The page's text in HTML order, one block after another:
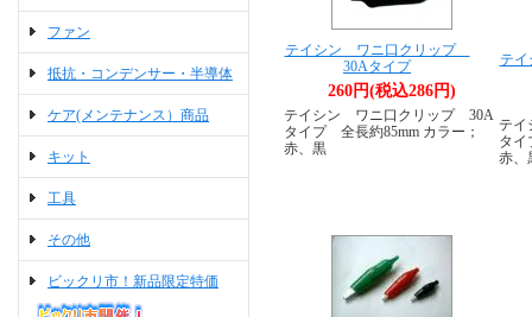
ファン
抵抗・コンデンサー・半導体
ケア(メンテナンス）商品
キット
工具
その他
ビックリ市！新品限定特価
テイシン ワニ口クリップ
30Aタイプ
260円(税込286円)
テイシン ワニ口クリップ 30A
タイプ 全長約85mm カラー；
赤、黒
テ
テ
タ
赤、